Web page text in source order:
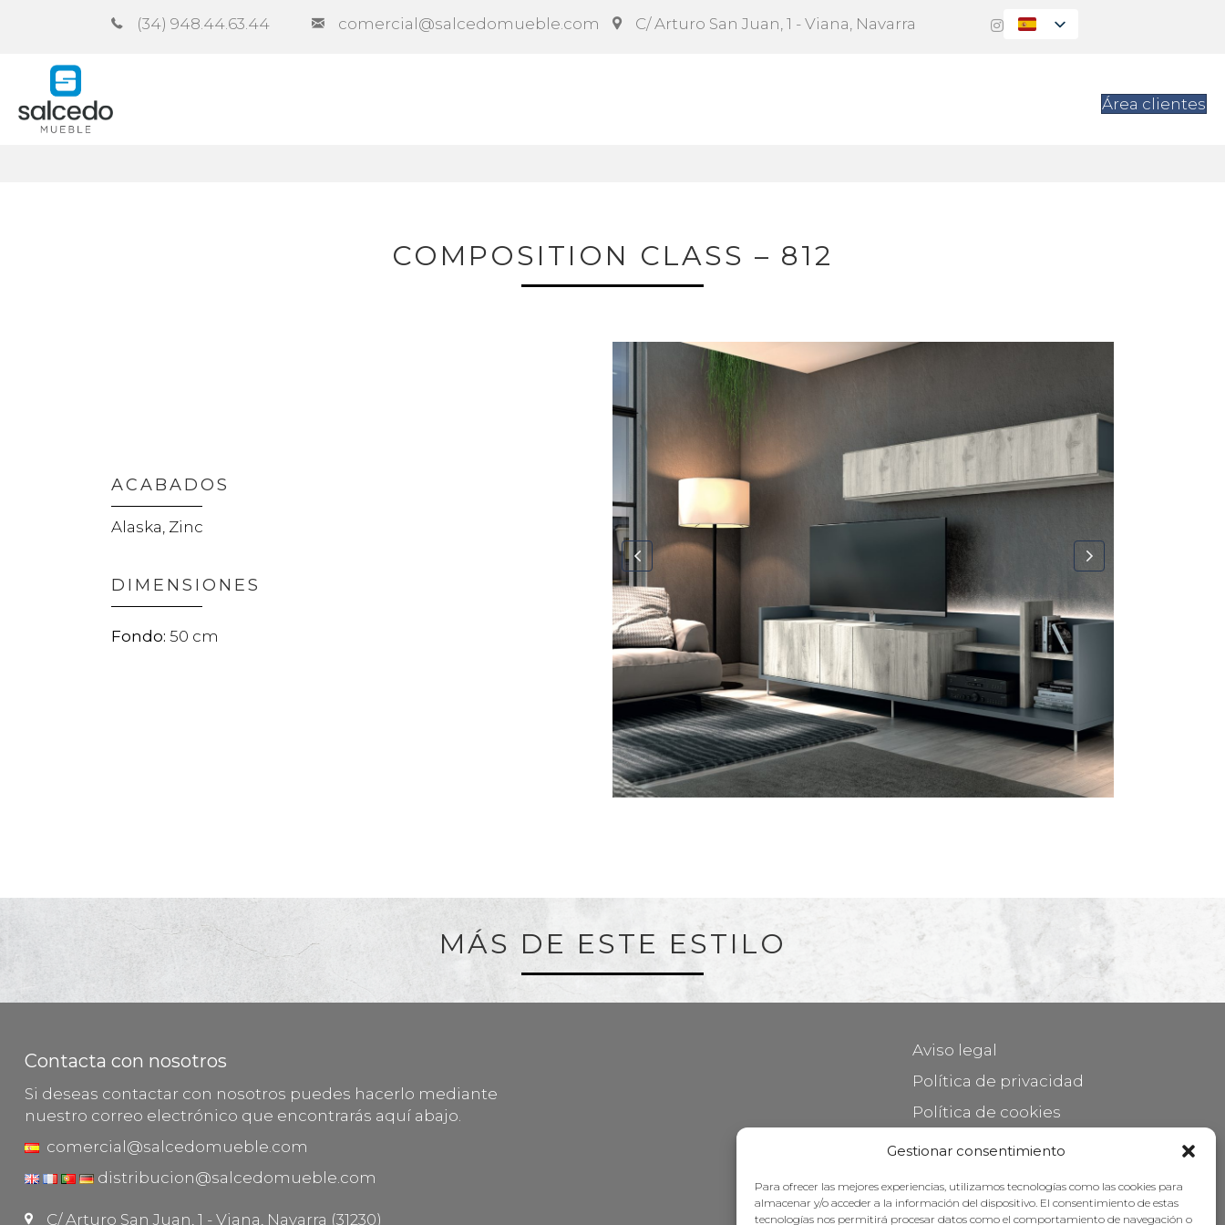
Gestionar consentimiento
Para ofrecer las mejores experiencias, utilizamos tecnologías como las cookies para
almacenar y/o acceder a la información del dispositivo. El consentimiento de estas
tecnologías nos permitirá procesar datos como el comportamiento de navegación o
(34) 948.44.63.44 comercial@salcedomueble.com C/ Arturo San Juan, 1 - Viana, Navarra
Área clientes
COMPOSITION CLASS – 812
ACABADOS
Alaska, Zinc
DIMENSIONES
50
MÁS DE ESTE ESTILO
Contacta con nosotros
Si deseas contactar con nosotros puedes hacerlo mediante
nuestro correo electrónico que encontrarás aquí abajo.
comercial@salcedomueble.com
distribucion@salcedomueble.com
C/ Arturo San Juan, 1 - Viana, Navarra (31230)
Aviso legal
Política de privacidad
Política de cookies
Mantener su mueble